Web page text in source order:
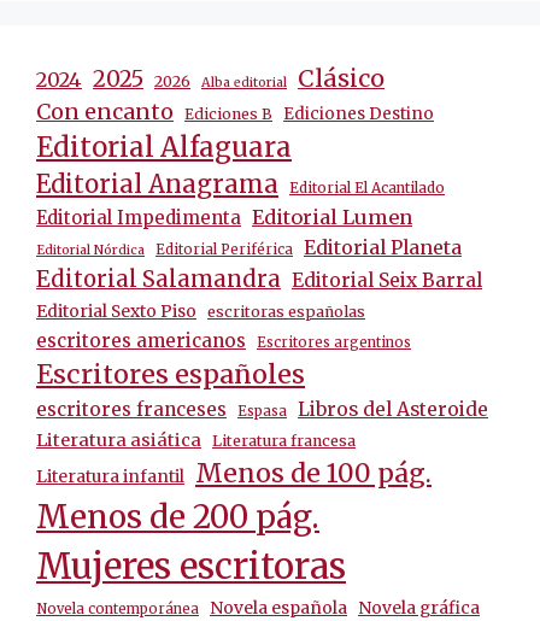
2024 2025 2026 Alba editorial Clásico
Con encanto Ediciones B Ediciones Destino
Editorial Alfaguara
Editorial Anagrama Editorial El Acantilado
Editorial Impedimenta Editorial Lumen
Editorial Nórdica Editorial Periférica Editorial Planeta
Editorial Salamandra Editorial Seix Barral
Editorial Sexto Piso escritoras españolas
escritores americanos Escritores argentinos
Escritores españoles
escritores franceses Espasa Libros del Asteroide
Literatura asiática Literatura francesa
Literatura infantil Menos de 100 pág.
Menos de 200 pág.
Mujeres escritoras
Novela contemporánea Novela española Novela gráfica